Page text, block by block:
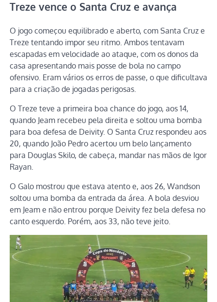
Treze vence o Santa Cruz e avança
O jogo começou equilibrado e aberto, com Santa Cruz e
Treze tentando impor seu ritmo. Ambos tentavam
escapadas em velocidade ao ataque, com os donos da
casa apresentando mais posse de bola no campo
ofensivo. Eram vários os erros de passe, o que dificultava
para a criação de jogadas perigosas.
O Treze teve a primeira boa chance do jogo, aos 14,
quando Jeam recebeu pela direita e soltou uma bomba
para boa defesa de Deivity. O Santa Cruz respondeu aos
20, quando João Pedro acertou um belo lançamento
para Douglas Skilo, de cabeça, mandar nas mãos de Igor
Rayan.
O Galo mostrou que estava atento e, aos 26, Wandson
soltou uma bomba da entrada da área. A bola desviou
em Jeam e não entrou porque Deivity fez bela defesa no
canto esquerdo. Porém, aos 33, não teve jeito.